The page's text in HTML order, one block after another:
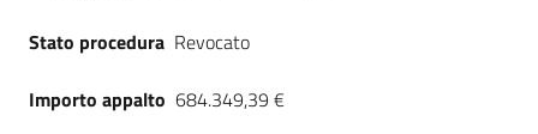
Stato procedura Revocato
Importo appalto 684.349,39 €